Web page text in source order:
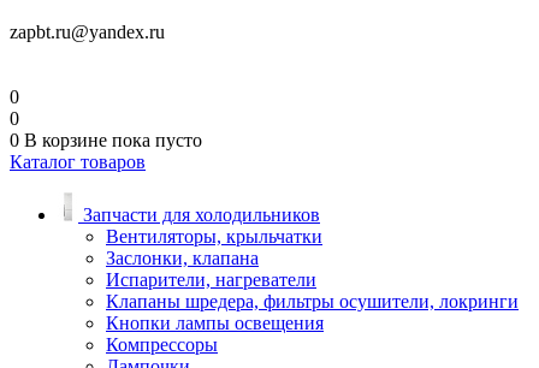
zapbt.ru@yandex.ru
0
0
0 В корзине пока пусто
Каталог товаров
Запчасти для холодильников
Вентиляторы, крыльчатки
Заслонки, клапана
Испарители, нагреватели
Клапаны шредера, фильтры осушители, локринги
Кнопки лампы освещения
Компрессоры